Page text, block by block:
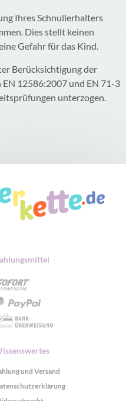
Ihres Schnullerhalters
Dies stellt keinen
Gefahr für das Kind.
Berücksichtigung der
12586:2007 und EN 71-3
unterzogen.
und Versand